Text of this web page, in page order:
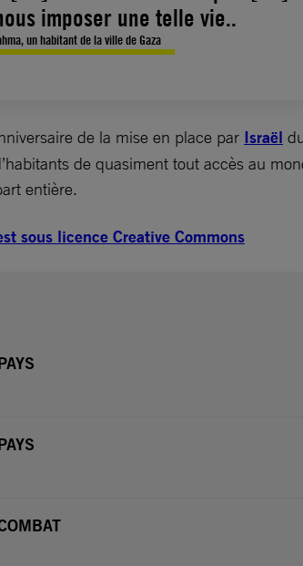
imposer une telle vie..
un habitant de la ville de Gaza
de la mise en place par Israël
de quasiment tout accès au
entière.
sous licence Creative Commons